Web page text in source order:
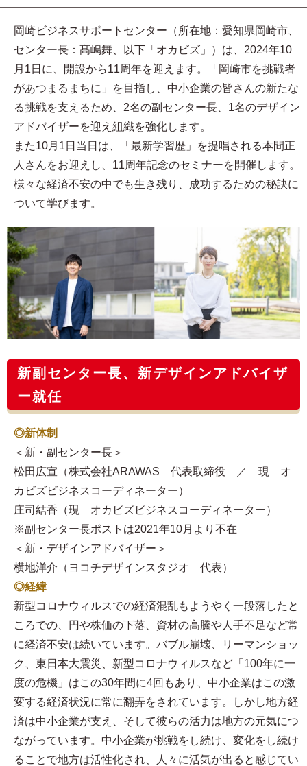
岡崎ビジネスサポートセンター（所在地：愛知県岡崎市、
センター長：髙嶋舞、以下「オカビズ」）は、2024年10
月1日に、開設から11周年を迎えます。「岡崎市を挑戦者
があつまるまちに」を目指し、中小企業の皆さんの新たな
る挑戦を支えるため、2名の副センター長、1名のデザイン
アドバイザーを迎え組織を強化します。
また10月1日当日は、「最新学習歴」を提唱される本間正
人さんをお迎えし、11周年記念のセミナーを開催します。
様々な経済不安の中でも生き残り、成功するための秘訣に
ついて学びます。
新副センター長、新デザインアドバイザ
ー就任
◎新体制
＜新・副センター長＞
松田広宣（株式会社ARAWAS 代表取締役 ／ 現 オ
カビズビジネスコーディネーター）
庄司結香（現 オカビズビジネスコーディネーター）
※副センター長ポストは2021年10月より不在
＜新・デザインアドバイザー＞
横地洋介（ヨコチデザインスタジオ 代表）
◎経緯
新型コロナウィルスでの経済混乱もようやく一段落したと
ころでの、円や株価の下落、資材の高騰や人手不足など常
に経済不安は続いています。バブル崩壊、リーマンショッ
ク、東日本大震災、新型コロナウィルスなど「100年に一
度の危機」はこの30年間に4回もあり、中小企業はこの激
変する経済状況に常に翻弄をされています。しかし地方経
済は中小企業が支え、そして彼らの活力は地方の元気につ
ながっています。中小企業が挑戦をし続け、変化をし続け
ることで地方は活性化され、人々に活気が出ると感じてい